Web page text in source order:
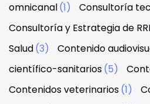
omnicanal(1) Consultoría
Consultoría y Estrategia de
Salud(3) Contenido
científico-sanitarios(5)
Contenidos veterinarios(1)